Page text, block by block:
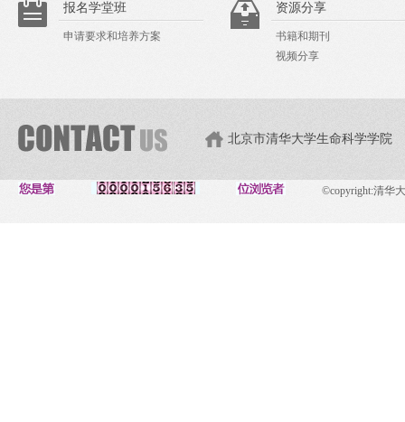
报名学堂班
申请要求和培养方案
资源分享
书籍和期刊
视频分享
北京市清华大学生命科学学院
©copyright:清华